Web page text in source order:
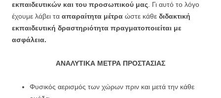
εκπαιδευτικών και του προσωπικού μας. Γι αυτό το λόγο
έχουμε λάβει τα απαραίτητα μέτρα ώστε κάθε διδακτική
εκπαιδευτική δραστηριότητα πραγματοποιείται με
ασφάλεια.
ΑΝΑΛΥΤΙΚΑ ΜΕΤΡΑ ΠΡΟΣΤΑΣΙΑΣ
Φυσικός αερισμός των χώρων πριν και μετά την κάθε